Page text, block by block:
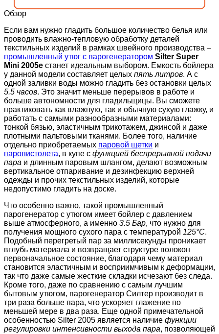
Обзор
Если вам нужно гладить большое количество белья или
проводить влажно-тепловую обработку деталей
текстильных изделий в рамках швейного производства –
промышленный утюг с парогенератором Silter Super
Mini 2005е станет идеальным выбором. Емкость бойлера
у данной модели составляет целых пять литров. А с
одной заливки воды можно гладить без остановки целых
5.5 часов. Это значит меньше перерывов в работе и
больше автономности для гладильщицы. Вы сможете
практиковать как влажную, так и обычную сухую глажку, и
работать с самыми разнообразными материалами:
тонкой бязью, эластичным трикотажем, джинсой и даже
плотными пальтовыми тканями. Более того, наличие
отдельно приобретаемых паровой щетки и
паропистолета, в купе с функцией беспрерывной подачи
пара и длинным паровым шлангом, делают возможным
вертикальное отпаривание и дезинфекцию верхней
одежды и прочих текстильных изделий, которые
недопустимо гладить на доске.
Что особенно важно, такой промышленный
парогенератор с утюгом имеет бойлер с давлением
выше атмосферного, а именно 3.5 Бар, что нужно для
получения мощного сухого пара с температурой 125°С.
Подобный перегретый пар за миллисекунды проникает
вглубь материала и возвращает структуре волокон
первоначальное состояние, благодаря чему материал
становится эластичным и восприимчивым к деформации,
так что даже самые жесткие складки исчезают без следа.
Кроме того, даже по сравнению с самым лучшим
бытовым утюгом, парогенератор Силтер производит в
три раза больше пара, что ускоряет глажение по
меньшей мере в два раза. Еще одной примечательной
особенностью Silter 2005 является наличие функции
регулировки интенсивности выхода пара, позволяющей